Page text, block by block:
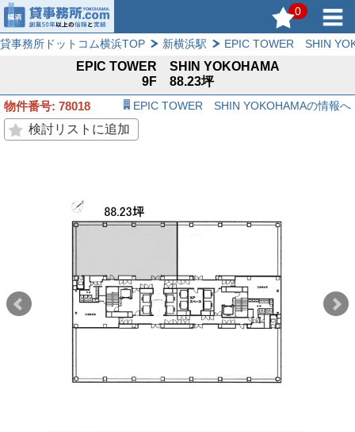
0
貸事務所ドットコム横浜TOP 新横浜駅 EPIC TOWER SHIN
EPIC TOWER SHIN YOKOHAMA
9F 88.23坪
物件番号: 78018
EPIC TOWER SHIN YOKOHAMAの情報へ
検討リストに追加